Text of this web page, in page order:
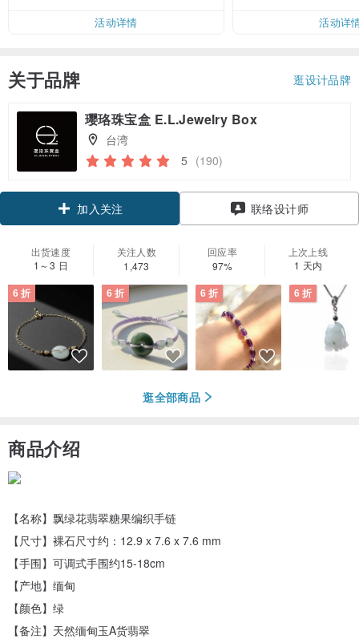
活动详情 活动详
关于品牌 逛设计品牌
璎珞珠宝盒 E.L.Jewelry Box
台湾
5 (190)
加入关注 联络设计师
出货速度
1～3 日
关注人数
1,473
回应率
97%
上次上线
1 天内
6 折 6 折 6 折 6 折
逛全部商品
商品介绍
【名称】飘绿花翡翠糖果编织手链
【尺寸】裸石尺寸约：12.9 x 7.6 x 7.6 mm
【手围】可调式手围约15-18cm
【产地】缅甸
【颜色】绿
【备注】天然缅甸玉A货翡翠